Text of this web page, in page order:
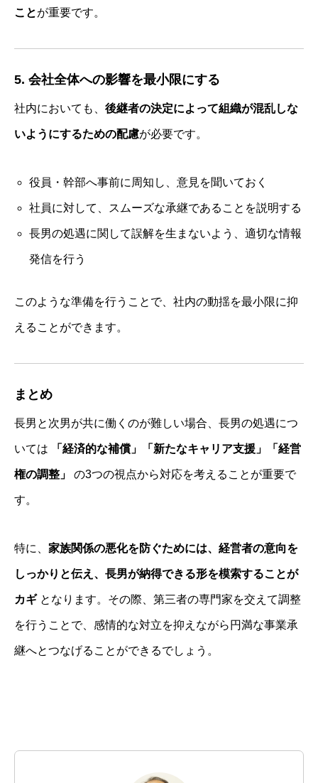
ことが重要です。
5. 会社全体への影響を最小限にする
社内においても、 後継者の決定によって組織が混乱しな
いようにするための配慮が必要です。
役員・幹部へ事前に周知し、意見を聞いておく
社員に対して、スムーズな承継であることを説明する
長男の処遇に関して誤解を生まないよう、適切な情報
発信を行う
このような準備を行うことで、社内の動揺を最小限に抑
えることができます。
まとめ
長男と次男が共に働くのが難しい場合、長男の処遇につ
いては 「経済的な補償」「新たなキャリア支援」「経営
権の調整」 の3つの視点から対応を考えることが重要で
す。
特に、 家族関係の悪化を防ぐためには、経営者の意向を
しっかりと伝え、長男が納得できる形を模索することが
カギとなります。その際、第三者の専門家を交えて調整
を行うことで、感情的な対立を抑えながら円満な事業承
継へとつなげることができるでしょう。